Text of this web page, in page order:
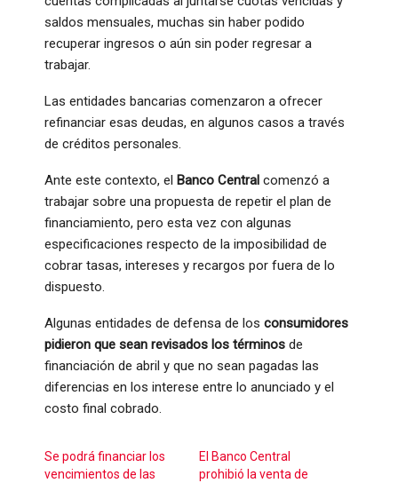
saldos mensuales, muchas sin haber podido
recuperar ingresos o aún sin poder regresar a
trabajar.
Las entidades bancarias comenzaron a ofrecer
refinanciar esas deudas, en algunos casos a través
de créditos personales.
Ante este contexto, el Banco Central comenzó a
trabajar sobre una propuesta de repetir el plan de
financiamiento, pero esta vez con algunas
especificaciones respecto de la imposibilidad de
cobrar tasas, intereses y recargos por fuera de lo
dispuesto.
Algunas entidades de defensa de los consumidores
pidieron que sean revisados los términos de
financiación de abril y que no sean pagadas las
diferencias en los interese entre lo anunciado y el
costo final cobrado.
Se podrá financiar los
vencimientos de las
El Banco Central
prohibió la venta de